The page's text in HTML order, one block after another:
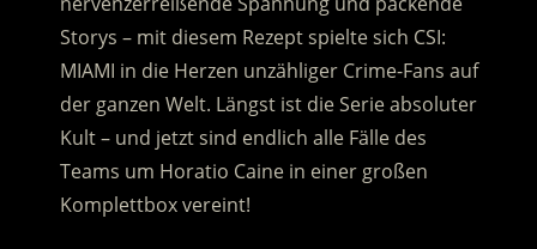
Storys – mit diesem Rezept spielte sich CSI:
MIAMI in die Herzen unzähliger Crime-Fans auf
der ganzen Welt. Längst ist die Serie absoluter
Kult – und jetzt sind endlich alle Fälle des
Teams um Horatio Caine in einer großen
Komplettbox vereint!